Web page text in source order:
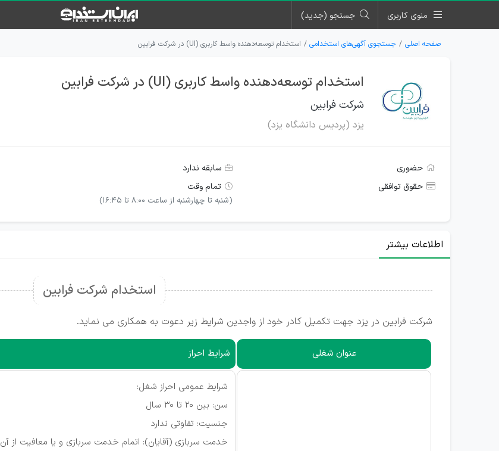
منوی کاربری جستجو (جدید)
صفحه اصلی جستجوی آگهی‌های استخدامی استخدام توسعه‌‌دهنده واسط کاربری (UI) در شرکت فرابین
استخدام توسعه‌‌دهنده واسط کاربری (UI) در شرکت فرابین
شرکت فرابین
یزد (پردیس دانشگاه یزد)
حضوری
سابقه ندارد
حقوق توافقی
تمام وقت
(ﺷﻨﺒﻪ ﺗﺎ ﭼﻬﺎرﺷﻨﺒﻪ از ﺳﺎﻋﺖ 8:00 ﺗﺎ 16:45)
اطلاعات بیشتر
استخدام شرکت فرابین
شرکت فرابین در یزد جهت تکمیل کادر خود از واجدین شرایط زیر دعوت به همکاری می نماید.
عنوان شغلی شرایط احراز
شرایط عمومی احراز شغل:
سن: بین 20 تا 30 سال
جنسیت: تفاوتی ندارد
خدمت سربازی (آقایان): اﺗﻤﺎم ﺧﺪﻣﺖ ﺳﺮﺑﺎزی و ﯾﺎ ﻣﻌﺎﻓﯿﺖ از آن